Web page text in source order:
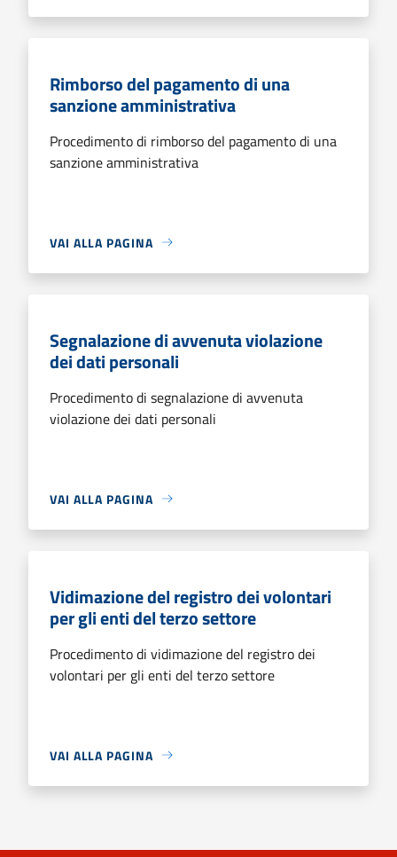
Rimborso del pagamento di una
sanzione amministrativa
Procedimento di rimborso del pagamento di una
sanzione amministrativa
VAI ALLA PAGINA
Segnalazione di avvenuta violazione
dei dati personali
Procedimento di segnalazione di avvenuta
violazione dei dati personali
VAI ALLA PAGINA
Vidimazione del registro dei volontari
per gli enti del terzo settore
Procedimento di vidimazione del registro dei
volontari per gli enti del terzo settore
VAI ALLA PAGINA